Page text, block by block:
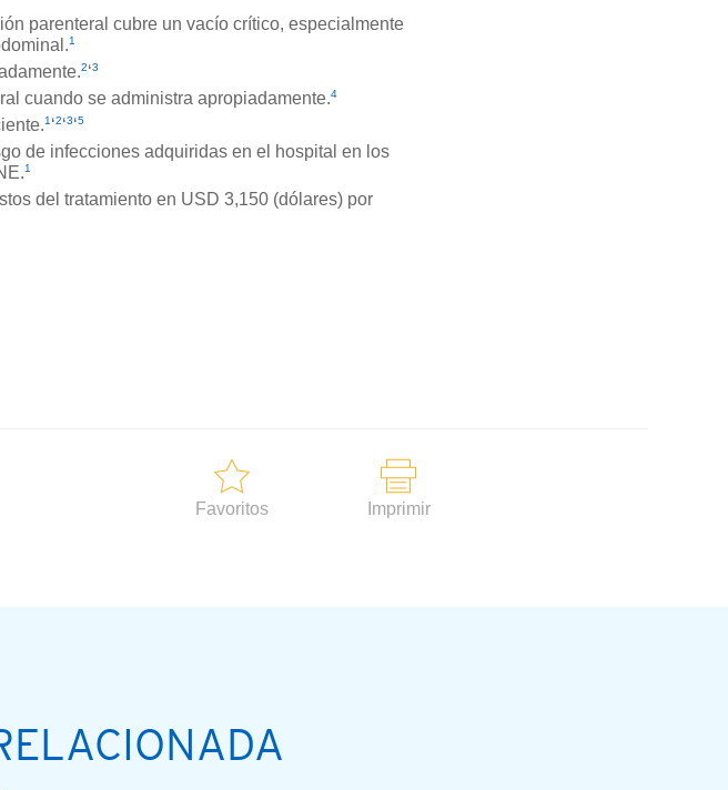
parenteral cubre un vacío crítico, especialmente
1
2‘3
cuando se administra apropiadamente.4
1 ‘2‘3‘5
de infecciones adquiridas en el hospital en los
1
del tratamiento en USD 3,150 (dólares) por
Favoritos Imprimir